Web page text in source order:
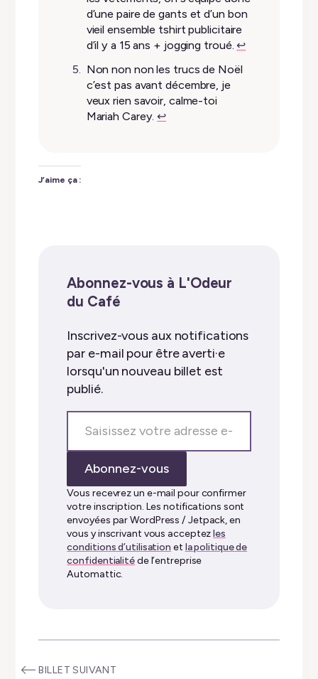
d’une paire de gants et d’un bon
vieil ensemble tshirt publicitaire
d’il y a 15 ans + jogging troué. ↩︎
Non non non les trucs de Noël
c’est pas avant décembre, je
veux rien savoir, calme-toi
Mariah Carey. ↩︎
J’aime ça :
Abonnez-vous à L'Odeur
du Café
Inscrivez-vous aux notifications
par e-mail pour être averti·e
lorsqu'un nouveau billet est
publié.
votre
adresse
mail…
Abonnez-vous
Vous recevrez un e-mail pour confirmer
votre inscription. Les notifications sont
envoyées par WordPress / Jetpack, en
vous y inscrivant vous acceptezles
conditions d’utilisation et la politique de
confidentialitéde l’entreprise
Automattic.
:BILLET SUIVANT